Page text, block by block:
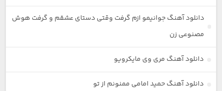
دانلود آهنگ جوانیمو ازم گرفت وقتی دستای عشقم و گرفت هوش
مصنوعی زن
دانلود آهنگ مری وی مایکرویو
دانلود آهنگ حمید امامی ممنونم از تو